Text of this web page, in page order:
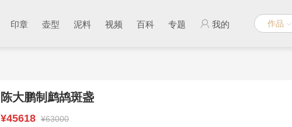
作品
印章 壶型 泥料 视频 百科 专题 我的
陈大鹏制鹧鸪斑盏
¥45618 ¥63000